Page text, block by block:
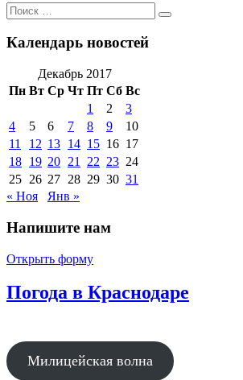
Поиск
по:
Поиск
Календарь новостей
Декабрь 2017
Пн Вт Ср Чт Пт Сб Вс
1
2
3
4
5 6 7 8 9
10
11
12 13 14 15 16 17
18 19 20 21 22 23 24
25 26 27 28 29 30 31
« Ноя
Янв »
Напишите нам
Открыть форму
Погода в Краснодаре
Милицейская волна